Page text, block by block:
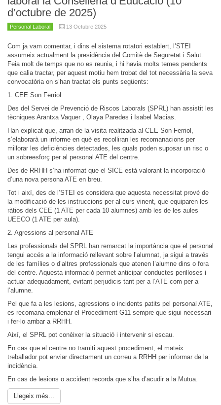
d’octubre de 2025)
Personal Laboral 13 Octubre 2025
Com ja vam comentar, i dins el sistema rotatori establert, l’STEI
assumeix actualment la presidència del Comitè de Seguretat i Salut.
Feia molt de temps que no es reunia, i hi havia molts temes pendents
que calia tractar, per aquest motiu hem trobat del tot necessària la seva
convocatòria on s’han tractat els punts següents:
1. CEE Son Ferriol
Des del Servei de Prevenció de Riscos Laborals (SPRL) han assistit les
tècniques Arantxa Vaquer , Olaya Paredes i Isabel Macias.
Han explicat que, arran de la visita realitzada al CEE Son Ferriol,
s’elaborarà un informe en què es recolliran les recomanacions per
millorar les deficiències detectades, les quals poden suposar un risc o
un sobreesforç per al personal ATE del centre.
Des de RRHH s’ha informat que el SICE està valorant la incorporació
d’una nova persona ATE en breu.
Tot i així, des de l’STEI es considera que aquesta necessitat prové de
la modificació de les instruccions per al curs vinent, que equiparen les
ràtios dels CEE (1 ATE per cada 10 alumnes) amb les de les aules
UEECO (1 ATE per aula).
2. Agressions al personal ATE
Les professionals del SPRL han remarcat la importància que el personal
tengui accés a la informació rellevant sobre l’alumnat, ja sigui a través
de les famílies o d’altres professionals que atenen l’alumne dins o fora
del centre. Aquesta informació permet anticipar conductes perilloses i
actuar adequadament, evitant perjudicis tant per a l’ATE com per a
l’alumne.
Pel que fa a les lesions, agressions o incidents patits pel personal ATE,
es recomana emplenar el Procediment G11 sempre que sigui necessari
i fer-lo arribar a RRHH.
Així, el SPRL pot conèixer la situació i intervenir si escau.
En cas que el centre no tramiti aquest procediment, el mateix
treballador pot enviar directament un correu a RRHH per informar de la
incidència.
En cas de lesions o accident recorda que s’ha d’acudir a la Mutua.
Llegeix més...